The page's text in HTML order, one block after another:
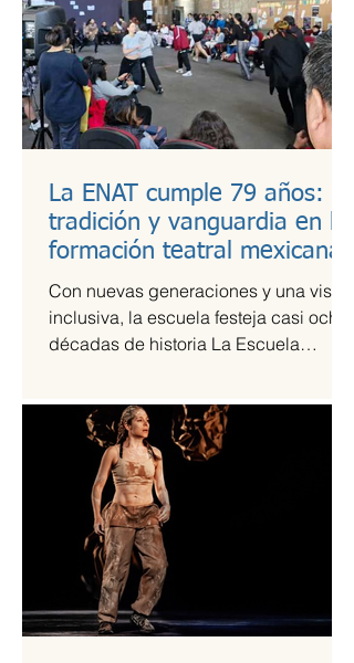
potencia característica del grupo.
La ENAT cumple 79 años:
tradición y vanguardia en la
formación teatral mexicana
Con nuevas generaciones y una visión
inclusiva, la escuela festeja casi ocho
décadas de historia La Escuela